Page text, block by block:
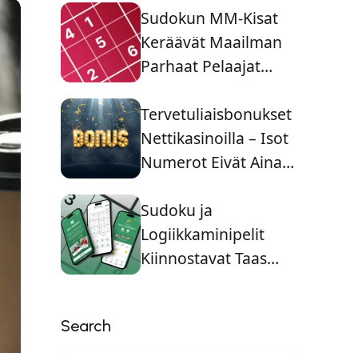
Pelaajille Koko
Tarinaa
Sudokun MM-Kisat
Keräävät Maailman
Parhaat Pelaajat
Tervetuliaisbonukset
Nettikasinoilla – Isot
Numerot Eivät Aina
Sudoku ja
Logiikkaminipelit
Kiinnostavat Taas
Search